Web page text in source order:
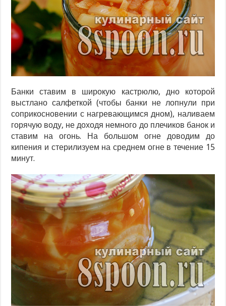
Банки ставим в широкую кастрюлю, дно которой
выстлано салфеткой (чтобы банки не лопнули при
соприкосновении с нагревающимся дном), наливаем
горячую воду, не доходя немного до плечиков банок и
ставим на огонь. На большом огне доводим до
кипения и стерилизуем на среднем огне в течение 15
минут.